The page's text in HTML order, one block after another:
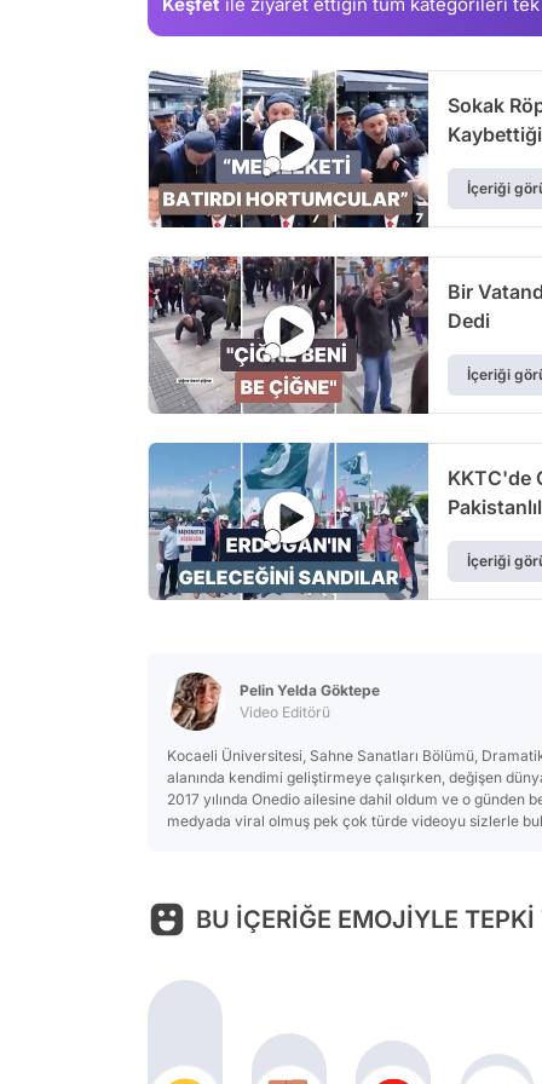
Sokak
İçeriği
Bir
Dedi
İçeriği
KKTC'de
İçeriği
Pelin Yelda Göktepe
Video Editörü
Kocaeli Üniversitesi, Sahne Sanatları Bölümü,
alanında kendimi geliştirmeye çalışırken, değişen
2017 yılında Onedio ailesine dahil oldum ve o
medyada viral olmuş pek çok türde videoyu sizlerle
BU İÇERİĞE EMOJİYLE TEPKİ